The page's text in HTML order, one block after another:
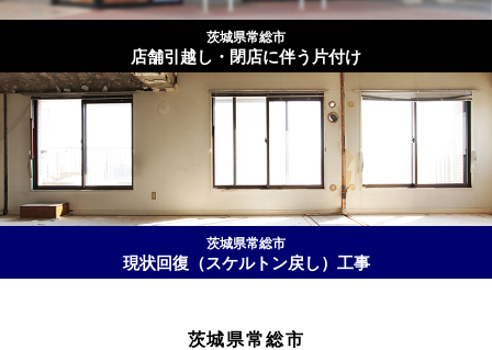
茨城県常総市
店舗引越し・閉店に伴う片付け
茨城県常総市
現状回復（スケルトン戻し）工事
茨城県常総市